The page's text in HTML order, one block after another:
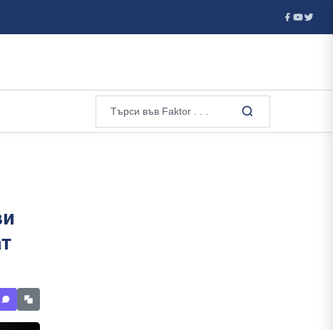
Спортните рекорди, които граничат с невъзможното: ще